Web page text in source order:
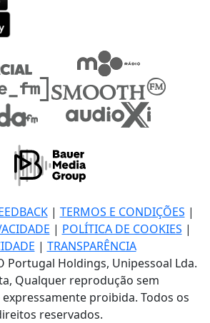
| TERMOS E CONDIÇÕES |
| POLÍTICA DE COOKIES |
| TRANSPARÊNCIA
Portugal Holdings, Unipessoal Lda.
Qualquer reprodução sem
proibida. Todos os
reservados.